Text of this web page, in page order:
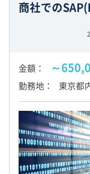
商社での
金額 ～
勤務地 東京都